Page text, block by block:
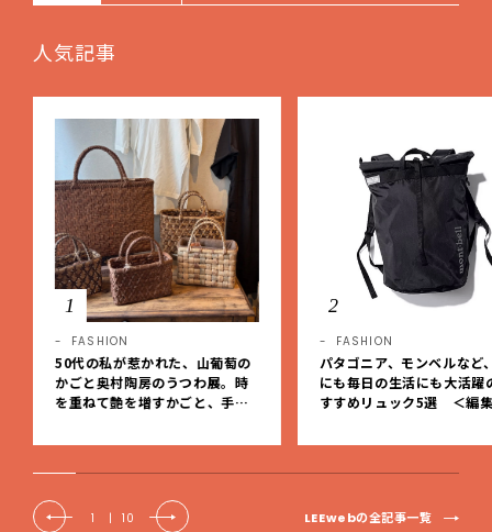
人気記事
1
FASHION
50代の私が惹かれた、山葡萄の
かごと奥村陶房のうつわ展。時
を重ねて艶を増すかごと、手仕
EE DAYS club tanpopo】
2
FASHION
パタゴニア、モンベルなど
にも毎日の生活にも大活躍
すすめリュック5選 ＜編
1 | 10 LEEwebの全記事一覧